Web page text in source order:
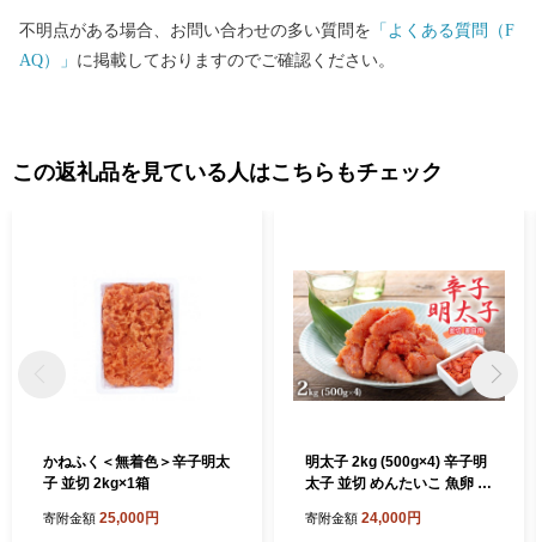
不明点がある場合、お問い合わせの多い質問を 「よくある質問（F
AQ）」 に掲載しておりますのでご確認ください。
この返礼品を見ている人はこちらもチェック
かねふく＜無着色＞辛子明太
子 並切 2kg×1箱
寄附金額 25,000円
明太子 2kg (500g×4) 辛子明
太子 並切 めんたいこ 魚卵 福
寄附金額 24,000円